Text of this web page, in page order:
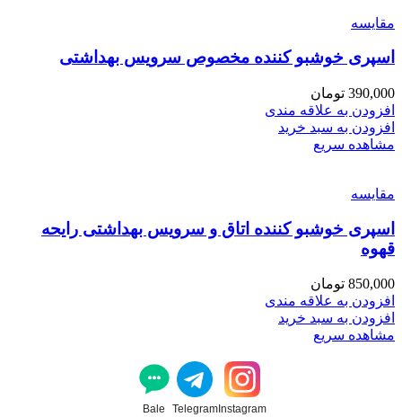
مقایسه
اسپری خوشبو کننده مخصوص سرویس بهداشتی
390,000 تومان
افزودن به علاقه مندی
افزودن به سبد خرید
مشاهده سریع
مقایسه
اسپری خوشبو کننده اتاق و سرویس بهداشتی رایحه
قهوه
850,000 تومان
افزودن به علاقه مندی
افزودن به سبد خرید
مشاهده سریع
Instagram
Telegram
Bale